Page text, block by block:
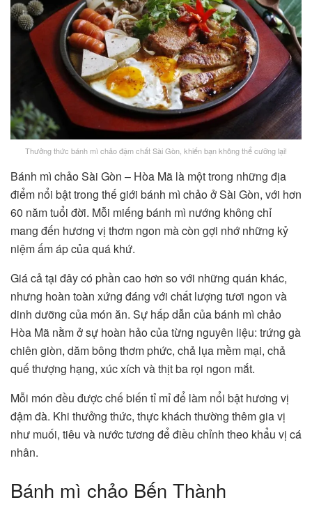
Thưởng thức bánh mì chảo đậm chất Sài Gòn, khiến bạn không thể cưỡng lại!
Bánh mì chảo Sài Gòn – Hòa Mã là một trong những địa
điểm nổi bật trong thế giới bánh mì chảo ở Sài Gòn, với hơn
60 năm tuổi đời. Mỗi miếng bánh mì nướng không chỉ
mang đến hương vị thơm ngon mà còn gợi nhớ những kỷ
niệm ấm áp của quá khứ.
Giá cả tại đây có phần cao hơn so với những quán khác,
nhưng hoàn toàn xứng đáng với chất lượng tươi ngon và
dinh dưỡng của món ăn. Sự hấp dẫn của bánh mì chảo
Hòa Mã nằm ở sự hoàn hảo của từng nguyên liệu: trứng gà
chiên giòn, dăm bông thơm phức, chả lụa mềm mại, chả
quế thượng hạng, xúc xích và thịt ba rọi ngon mắt.
Mỗi món đều được chế biến tỉ mỉ để làm nổi bật hương vị
đậm đà. Khi thưởng thức, thực khách thường thêm gia vị
như muối, tiêu và nước tương để điều chỉnh theo khẩu vị cá
nhân.
Bánh mì chảo Bến Thành